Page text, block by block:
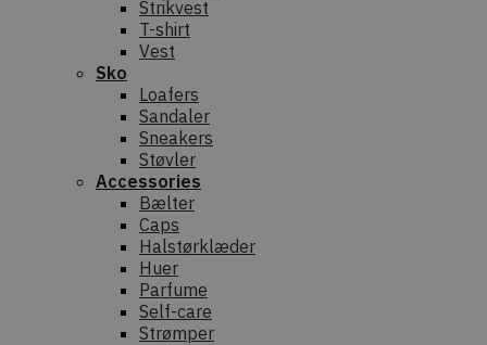
Strikvest
T-shirt
Vest
Sko
Loafers
Sandaler
Sneakers
Støvler
Accessories
Bælter
Caps
Halstørklæder
Huer
Parfume
Self-care
Strømper